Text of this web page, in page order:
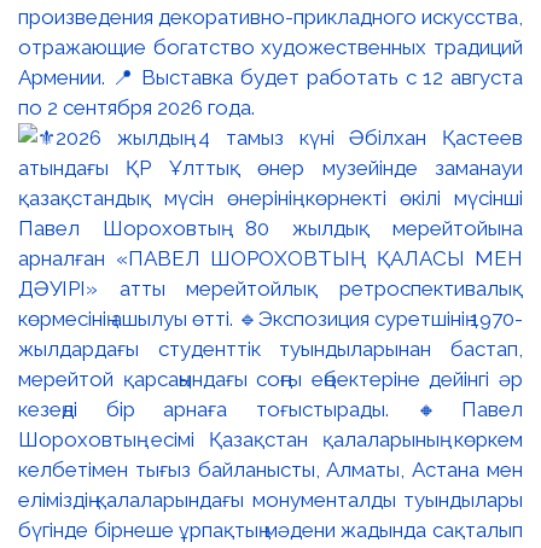
произведения декоративно-прикладного искусства,
отражающие богатство художественных традиций
Армении. 📍 Выставка будет работать с 12 августа
по 2 сентября 2026 года.